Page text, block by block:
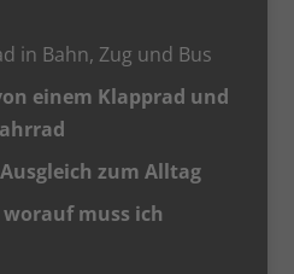
in Bahn, Zug und Bus
einem Klapprad und
zum Alltag
muss ich